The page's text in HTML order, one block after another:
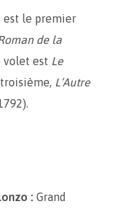
est le premier
de la
volet est Le
L’Autre
: Grand